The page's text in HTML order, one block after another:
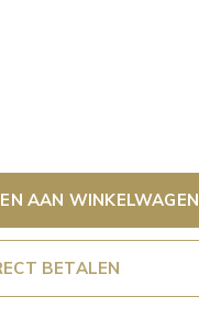
AAN WINKELWAGEN
BETALEN